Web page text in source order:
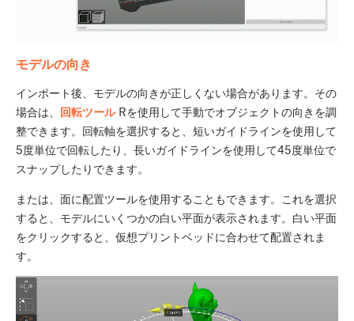
モデルの向き
インポート後、モデルの向きが正しくない場合があります。その
場合は、 回転ツール Rを使用して手動でオブジェクトの向きを調
整できます。回転軸を選択すると、短いガイドラインを使用して
5度単位で回転したり、長いガイドラインを使用して45度単位で
スナップしたりできます。
または、 面に配置ツールを使用することもできます。これを選択
すると、モデルにいくつかの白い平面が表示されます。白い平面
をクリックすると、仮想プリントベッドに合わせて配置されま
す。